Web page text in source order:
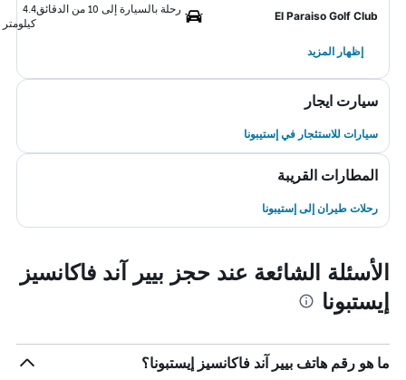
El Paraiso Golf Club
رحلة بالسيارة إلى 10 من الدقائق
4.4
كيلومتر
إظهار المزيد
سيارت ايجار
سيارات للاستئجار في إستيبونا
المطارات القريبة
رحلات طيران إلى إستيبونا
الأسئلة الشائعة عند حجز بيير آند فاكانسيز
إيستبونا
ما هو رقم هاتف بيير آند فاكانسيز إيستبونا؟